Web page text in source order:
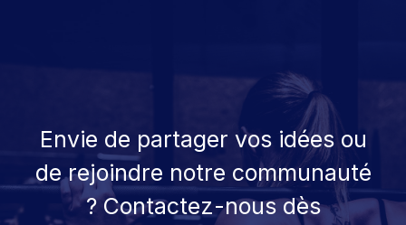
Envie de partager vos idées ou
de rejoindre notre communauté
? Contactez-nous dès